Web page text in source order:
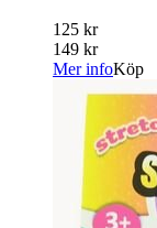
125 kr
149 kr
Mer infoKöp